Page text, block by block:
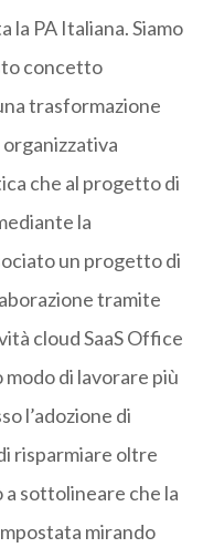
PA Italiana. Siamo
concetto
trasformazione
che al progetto di
la
un progetto di
tramite
cloud SaaS Office
di lavorare più
l’adozione di
risparmiare oltre
a sottolineare che la
mirando